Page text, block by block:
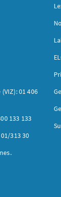
01 406
133 133
313 30